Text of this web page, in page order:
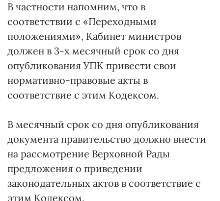
В частности напомним, что в
соответствии с «Переходными
положениями», Кабинет министров
должен в 3-х месячный срок со дня
опубликования УПК привести свои
нормативно-правовые акты в
соответствие с этим Кодексом.
В месячный срок со дня опубликования
документа правительство должно внести
на рассмотрение Верховной Рады
предложения о приведении
законодательных актов в соответствие с
этим Кодексом.